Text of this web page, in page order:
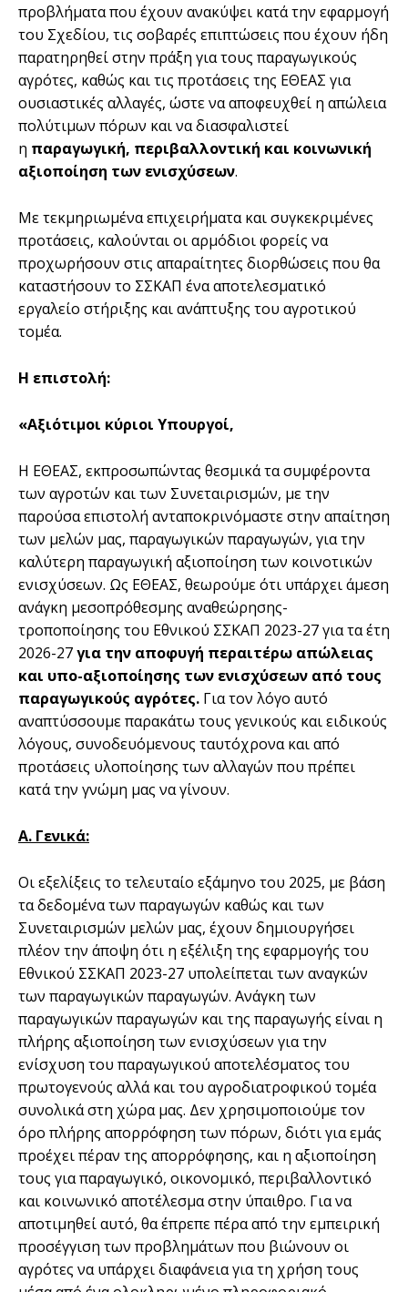
προβλήματα που έχουν ανακύψει κατά την εφαρμογή
του Σχεδίου, τις σοβαρές επιπτώσεις που έχουν ήδη
παρατηρηθεί στην πράξη για τους παραγωγικούς
αγρότες, καθώς και τις προτάσεις της ΕΘΕΑΣ για
ουσιαστικές αλλαγές, ώστε να αποφευχθεί η απώλεια
πολύτιμων πόρων και να διασφαλιστεί
η παραγωγική, περιβαλλοντική και κοινωνική
αξιοποίηση των ενισχύσεων.
Με τεκμηριωμένα επιχειρήματα και συγκεκριμένες
προτάσεις, καλούνται οι αρμόδιοι φορείς να
προχωρήσουν στις απαραίτητες διορθώσεις που θα
καταστήσουν το ΣΣΚΑΠ ένα αποτελεσματικό
εργαλείο στήριξης και ανάπτυξης του αγροτικού
τομέα.
Η επιστολή:
«Αξιότιμοι κύριοι Υπουργοί,
Η ΕΘΕΑΣ, εκπροσωπώντας θεσμικά τα συμφέροντα
των αγροτών και των Συνεταιρισμών, με την
παρούσα επιστολή ανταποκρινόμαστε στην απαίτηση
των μελών μας, παραγωγικών παραγωγών, για την
καλύτερη παραγωγική αξιοποίηση των κοινοτικών
ενισχύσεων. Ως ΕΘΕΑΣ, θεωρούμε ότι υπάρχει άμεση
ανάγκη μεσοπρόθεσμης αναθεώρησης-
τροποποίησης του Εθνικού ΣΣΚΑΠ 2023-27 για τα έτη
2026-27για την αποφυγή περαιτέρω απώλειας
και υπο-αξιοποίησης των ενισχύσεων από τους
παραγωγικούς αγρότες. Για τον λόγο αυτό
αναπτύσσουμε παρακάτω τους γενικούς και ειδικούς
λόγους, συνοδευόμενους ταυτόχρονα και από
προτάσεις υλοποίησης των αλλαγών που πρέπει
κατά την γνώμη μας να γίνουν.
Α. Γενικά:
Οι εξελίξεις το τελευταίο εξάμηνο του 2025, με βάση
τα δεδομένα των παραγωγών καθώς και των
Συνεταιρισμών μελών μας, έχουν δημιουργήσει
πλέον την άποψη ότι η εξέλιξη της εφαρμογής του
Εθνικού ΣΣΚΑΠ 2023-27 υπολείπεται των αναγκών
των παραγωγικών παραγωγών. Ανάγκη των
παραγωγικών παραγωγών και της παραγωγής είναι η
πλήρης αξιοποίηση των ενισχύσεων για την
ενίσχυση του παραγωγικού αποτελέσματος του
πρωτογενούς αλλά και του αγροδιατροφικού τομέα
συνολικά στη χώρα μας. Δεν χρησιμοποιούμε τον
όρο πλήρης απορρόφηση των πόρων, διότι για εμάς
προέχει πέραν της απορρόφησης, και η αξιοποίηση
τους για παραγωγικό, οικονομικό, περιβαλλοντικό
και κοινωνικό αποτέλεσμα στην ύπαιθρο. Για να
αποτιμηθεί αυτό, θα έπρεπε πέρα από την εμπειρική
προσέγγιση των προβλημάτων που βιώνουν οι
αγρότες να υπάρχει διαφάνεια για τη χρήση τους